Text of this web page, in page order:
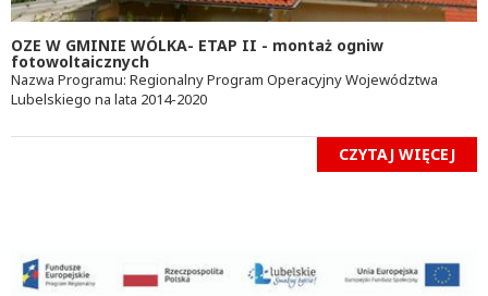
OZE W GMINIE WÓLKA- ETAP II - montaż ogniw
fotowoltaicznych
Nazwa Programu: Regionalny Program Operacyjny Województwa
Lubelskiego na lata 2014-2020
CZYTAJ WIĘCEJ